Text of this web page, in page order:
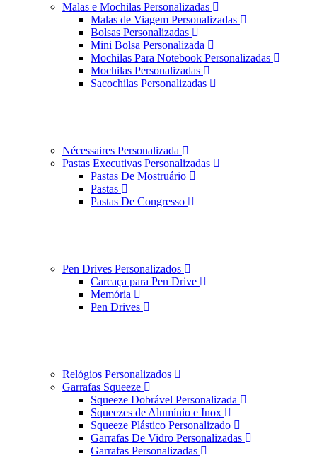
Malas e Mochilas Personalizadas
Malas de Viagem Personalizadas
Bolsas Personalizadas
Mini Bolsa Personalizada
Mochilas Para Notebook Personalizadas
Mochilas Personalizadas
Sacochilas Personalizadas
Nécessaires Personalizada
Pastas Executivas Personalizadas
Pastas De Mostruário
Pastas
Pastas De Congresso
Pen Drives Personalizados
Carcaça para Pen Drive
Memória
Pen Drives
Relógios Personalizados
Garrafas Squeeze
Squeeze Dobrável Personalizada
Squeezes de Alumínio e Inox
Squeeze Plástico Personalizado
Garrafas De Vidro Personalizadas
Garrafas Personalizadas